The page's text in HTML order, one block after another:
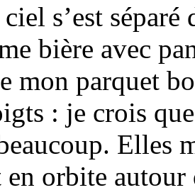
s’est
bière avec
mon parquet
: je crois
Elles
orbite autour